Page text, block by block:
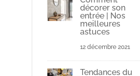
décorer son
entrée | Nos
meilleures
astuces
12 décembre 2021
Tendances du